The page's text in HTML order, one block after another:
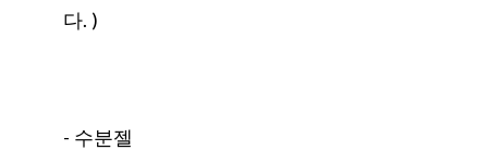
다. )
- 수분젤